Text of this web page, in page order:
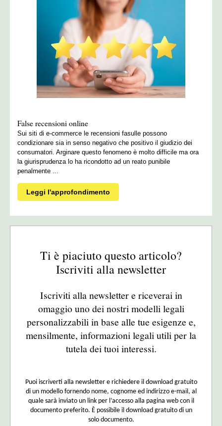
False recensioni online
Sui siti di e-commerce le recensioni fasulle possono
condizionare sia in senso negativo che positivo il giudizio dei
consumatori. Arginare questo fenomeno è molto difficile ma ora
la giurisprudenza lo ha ricondotto ad un reato punibile
penalmente ...
Leggi l'approfondimento